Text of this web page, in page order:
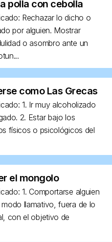
polla con cebolla
Rechazar lo dicho o
por alguien. Mostrar
o asombro ante un
como Las Grecas
1. Ir muy alcoholizado
2. Estar bajo los
físicos o psicológicos del
el mongolo
1. Comportarse alguien
llamativo, fuera de lo
con el objetivo de